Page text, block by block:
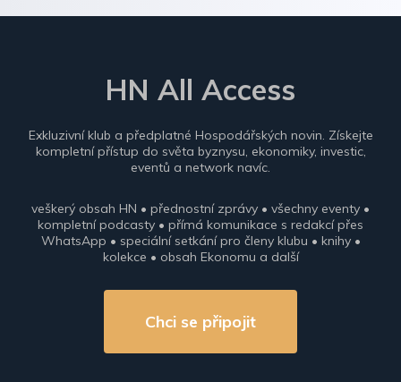
HN All Access
Exkluzivní klub a předplatné Hospodářských novin. Získejte
kompletní přístup do světa byznysu, ekonomiky, investic,
eventů a network navíc.
veškerý obsah HN • přednostní zprávy • všechny eventy •
kompletní podcasty • přímá komunikace s redakcí přes
WhatsApp • speciální setkání pro členy klubu • knihy •
kolekce • obsah Ekonomu a další
Chci se připojit